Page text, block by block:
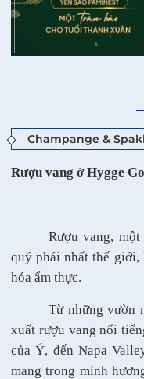
Champange &
Rượu vang ở Hygge
Rượu vang,
quý phái nhất thế giới,
hóa ẩm thực.
Từ những vườn
xuất rượu vang nổi
của Ý, đến Napa
mang trong mình